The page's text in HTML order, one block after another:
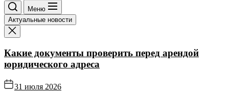
Меню
Актуальные новости
Какие документы проверить перед арендой
юридического адреса
31 июля 2026